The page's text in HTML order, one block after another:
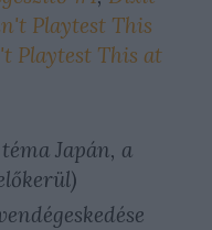
Playtest This
Playtest This at
Japán, a